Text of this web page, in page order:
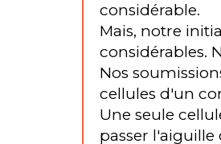
considérable.
Mais, notre
considérables.
Nos
cellules d'un
Une seule
passer l'aiguille